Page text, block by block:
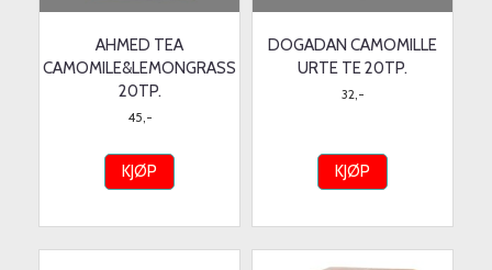
AHMED TEA
CAMOMILE&LEMONGRASS
20TP.
45,-
KJØP
DOGADAN CAMOMILLE
URTE TE 20TP.
32,-
KJØP